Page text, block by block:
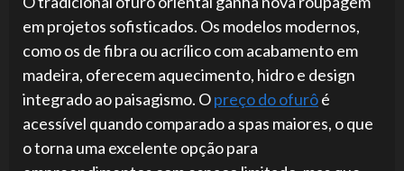
em projetos sofisticados. Os modelos modernos,
como os de fibra ou acrílico com acabamento em
madeira, oferecem aquecimento, hidro e design
integrado ao paisagismo. Opreço do ofurôé
acessível quando comparado a spas maiores, o que
o torna uma excelente opção para